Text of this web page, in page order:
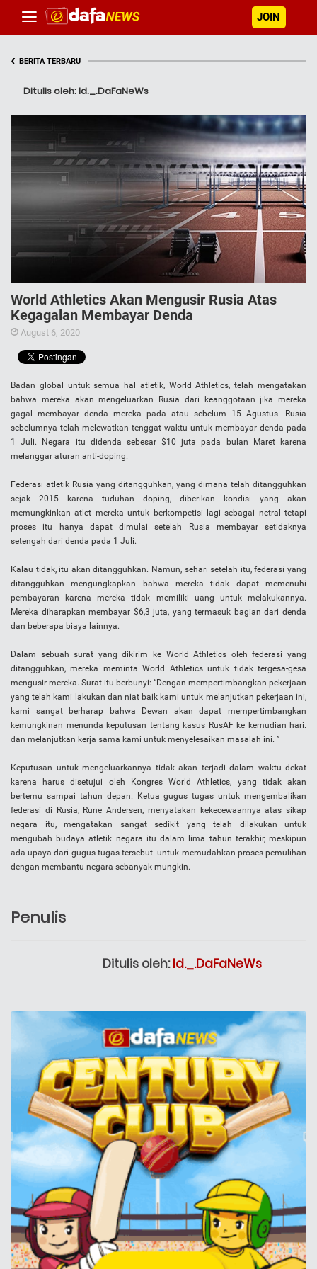
JOIN
‹ BERITA TERBARU
Ditulis oleh: Id._.DaFaNeWs
World Athletics Akan Mengusir Rusia Atas
Kegagalan Membayar Denda
August 6, 2020
Badan global untuk semua hal atletik, World Athletics, telah mengatakan
bahwa mereka akan mengeluarkan Rusia dari keanggotaan jika mereka
gagal membayar denda mereka pada atau sebelum 15 Agustus. Rusia
sebelumnya telah melewatkan tenggat waktu untuk membayar denda pada
1 Juli. Negara itu didenda sebesar $10 juta pada bulan Maret karena
melanggar aturan anti-doping.
Federasi atletik Rusia yang ditangguhkan, yang dimana telah ditangguhkan
sejak 2015 karena tuduhan doping, diberikan kondisi yang akan
memungkinkan atlet mereka untuk berkompetisi lagi sebagai netral tetapi
proses itu hanya dapat dimulai setelah Rusia membayar setidaknya
setengah dari denda pada 1 Juli.
Kalau tidak, itu akan ditangguhkan. Namun, sehari setelah itu, federasi yang
ditangguhkan mengungkapkan bahwa mereka tidak dapat memenuhi
pembayaran karena mereka tidak memiliki uang untuk melakukannya.
Mereka diharapkan membayar $6,3 juta, yang termasuk bagian dari denda
dan beberapa biaya lainnya.
Dalam sebuah surat yang dikirim ke World Athletics oleh federasi yang
ditangguhkan, mereka meminta World Athletics untuk tidak tergesa-gesa
mengusir mereka. Surat itu berbunyi: “Dengan mempertimbangkan pekerjaan
yang telah kami lakukan dan niat baik kami untuk melanjutkan pekerjaan ini,
kami sangat berharap bahwa Dewan akan dapat mempertimbangkan
kemungkinan menunda keputusan tentang kasus RusAF ke kemudian hari.
dan melanjutkan kerja sama kami untuk menyelesaikan masalah ini. ”
Keputusan untuk mengeluarkannya tidak akan terjadi dalam waktu dekat
karena harus disetujui oleh Kongres World Athletics, yang tidak akan
bertemu sampai tahun depan. Ketua gugus tugas untuk mengembalikan
federasi di Rusia, Rune Andersen, menyatakan kekecewaannya atas sikap
negara itu, mengatakan sangat sedikit yang telah dilakukan untuk
mengubah budaya atletik negara itu dalam lima tahun terakhir, meskipun
ada upaya dari gugus tugas tersebut. untuk memudahkan proses pemulihan
dengan membantu negara sebanyak mungkin.
Penulis
Ditulis oleh:Id._.DaFaNeWs